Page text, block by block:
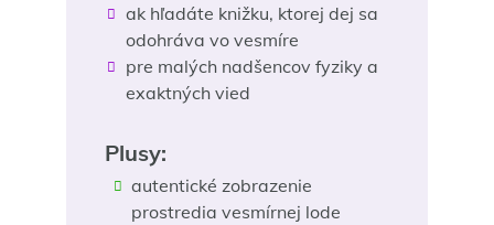
ak hľadáte knižku, ktorej dej sa
odohráva vo vesmíre
pre malých nadšencov fyziky a
exaktných vied
Plusy:
autentické zobrazenie
prostredia vesmírnej lode